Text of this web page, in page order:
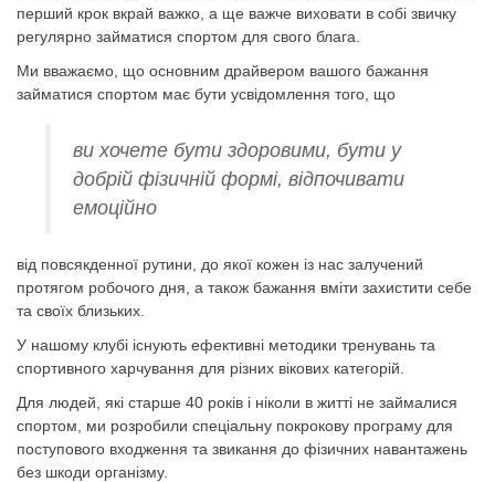
перший крок вкрай важко, а ще важче виховати в собі звичку
регулярно займатися спортом для свого блага.
Ми вважаємо, що основним драйвером вашого бажання
займатися спортом має бути усвідомлення того, що
ви хочете бути здоровими, бути у
добрій фізичній формі, відпочивати
емоційно
від повсякденної рутини, до якої кожен із нас залучений
протягом робочого дня, а також бажання вміти захистити себе
та своїх близьких.
У нашому клубі існують ефективні методики тренувань та
спортивного харчування для різних вікових категорій.
Для людей, які старше 40 років і ніколи в житті не займалися
спортом, ми розробили спеціальну покрокову програму для
поступового входження та звикання до фізичних навантажень
без шкоди організму.